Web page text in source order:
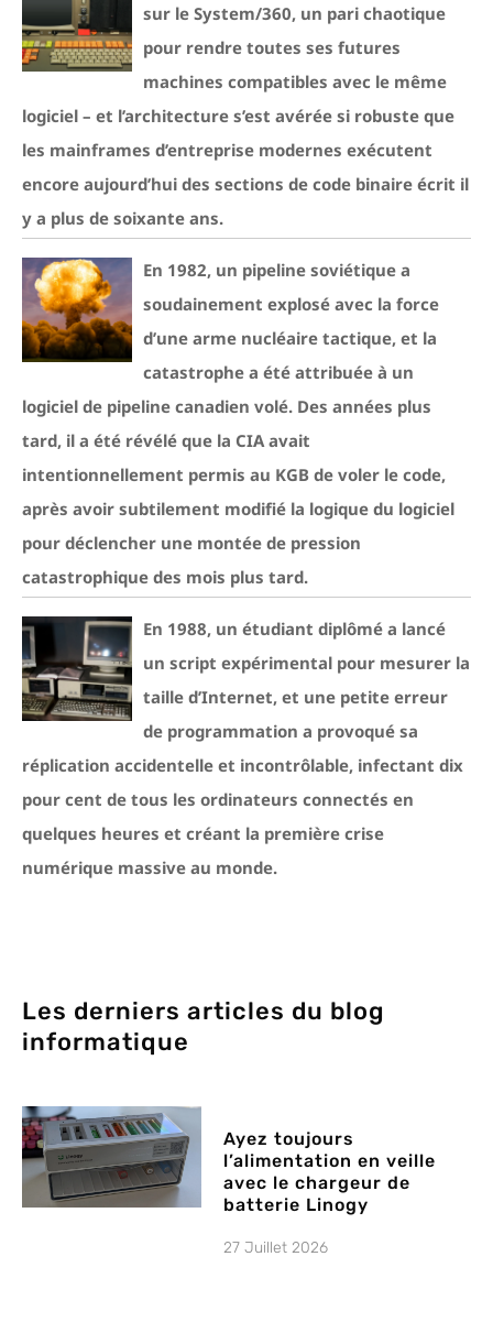
sur le System/360, un pari chaotique
pour rendre toutes ses futures
machines compatibles avec le même
logiciel – et l’architecture s’est avérée si robuste que
les mainframes d’entreprise modernes exécutent
encore aujourd’hui des sections de code binaire écrit il
y a plus de soixante ans.
En 1982, un pipeline soviétique a
soudainement explosé avec la force
d’une arme nucléaire tactique, et la
catastrophe a été attribuée à un
logiciel de pipeline canadien volé. Des années plus
tard, il a été révélé que la CIA avait
intentionnellement permis au KGB de voler le code,
après avoir subtilement modifié la logique du logiciel
pour déclencher une montée de pression
catastrophique des mois plus tard.
En 1988, un étudiant diplômé a lancé
un script expérimental pour mesurer la
taille d’Internet, et une petite erreur
de programmation a provoqué sa
réplication accidentelle et incontrôlable, infectant dix
pour cent de tous les ordinateurs connectés en
quelques heures et créant la première crise
numérique massive au monde.
Les derniers articles du blog
informatique
Ayez toujours
l’alimentation en veille
avec le chargeur de
batterie Linogy
27 Juillet 2026